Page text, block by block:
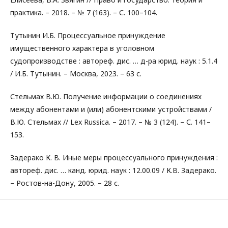
практика. – 2018. – № 7 (163). – С. 100–104.
Тутынин И.Б. Процессуальное принуждение
имущественного характера в уголовном
судопроизводстве : автореф. дис. … д-ра юрид. наук : 5.1.4
/ И.Б. Тутынин. – Москва, 2023. – 63 с.
Стельмах В.Ю. Получение информации о соединениях
между абонентами и (или) абонентскими устройствами /
В.Ю. Стельмах // Lex Russica. – 2017. – № 3 (124). – С. 141–
153.
Задерако К. В. Иные меры процессуального принуждения :
автореф. дис. … канд. юрид. наук : 12.00.09 / К.В. Задерако.
– Ростов-на-Дону, 2005. – 28 с.